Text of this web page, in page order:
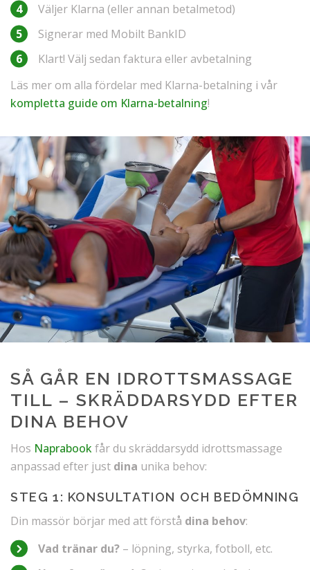
Väljer Klarna (eller annan betalmetod)
Signerar med Mobilt BankID
Klart! Välj sedan faktura eller avbetalning
Läs mer om alla fördelar med Klarna-betalning i vår
kompletta guide om Klarna-betalning!
SÅ GÅR EN IDROTTSMASSAGE
TILL – SKRÄDDARSYDD EFTER
DINA BEHOV
Hos Naprabookfår du skräddarsydd idrottsmassage
anpassad efter just dina unika behov:
STEG 1: KONSULTATION OCH BEDÖMNING
Din massör börjar med att förstå dina behov:
Vad tränar du? – löpning, styrka, fotboll, etc.